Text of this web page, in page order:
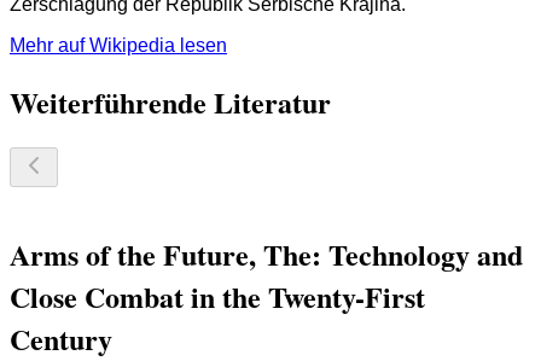
Zerschlagung der Republik Serbische Krajina.
Mehr auf Wikipedia lesen
Weiterführende Literatur
Arms of the Future, The: Technology and
Close Combat in the Twenty-First
Century